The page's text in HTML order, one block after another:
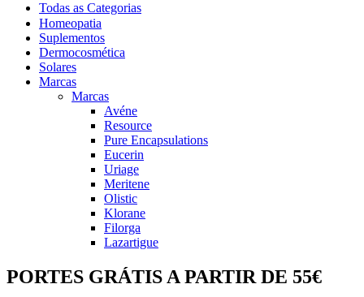
Todas as Categorias
Homeopatia
Suplementos
Dermocosmética
Solares
Marcas
Marcas
Avéne
Resource
Pure Encapsulations
Eucerin
Uriage
Meritene
Olistic
Klorane
Filorga
Lazartigue
PORTES GRÁTIS A PARTIR DE 55€